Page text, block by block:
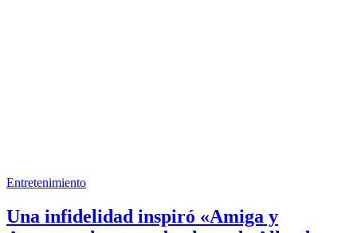
Entretenimiento
Una infidelidad inspiró «Amiga y